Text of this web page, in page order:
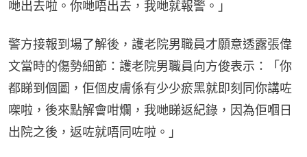
哋出去啦。你哋唔出去，我哋就報警。」
警方接報到場了解後，護老院男職員才願意透露張偉
文當時的傷勢細節：護老院男職員向方俊表示：「你
都睇到個圖，佢個皮膚係有少少瘀黑就即刻同你講咗
㗎啦，後來點解會咁爛，我哋睇返紀錄，因為佢嗰日
出院之後，返咗就唔同咗啦。」